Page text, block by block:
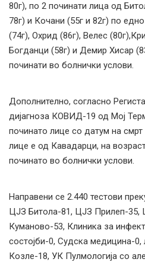
80г), по 2 починати лица од
78г) и Кочани (55г и 82г) по
(74г), Охрид (86г), Велес
Богданци (58г) и Демир Хисар
починати во болнички услови.
Дополнително, согласно
дијагноза КОВИД-19 од Мој
починато лице со датум на
лице е од Кавадарци, на
починато во болнички услови.
Направени се 2.440 тестови
ЦЈЗ Битола-81, ЦЈЗ Прилеп-35,
Куманово-53, Клиника за
состојби-0, Судска медицина-0,
Козле-18, УК Пулмологија со